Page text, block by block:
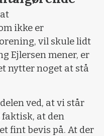
ikke er
vil skule lidt
Ejlersen mener, er
nytter noget at stå
ved, at vi står
faktisk, at den
fint bevis på. At der